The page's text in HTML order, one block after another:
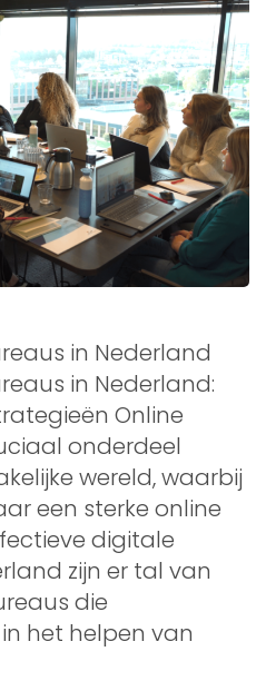
in Nederland
in Nederland:
Online
onderdeel
wereld, waarbij
een sterke online
digitale
zijn er tal van
die
het helpen van